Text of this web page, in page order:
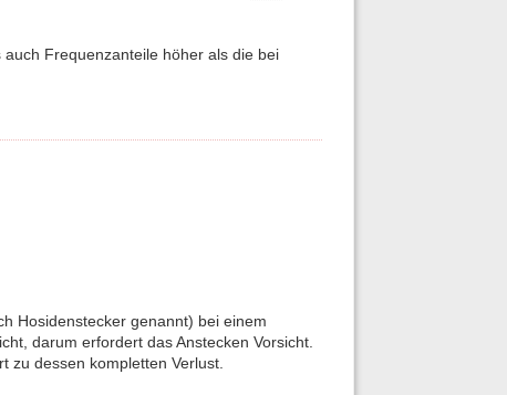
Frequenzanteile höher als die bei
Hosidenstecker genannt) bei einem
darum erfordert das Anstecken Vorsicht.
zu dessen kompletten Verlust.